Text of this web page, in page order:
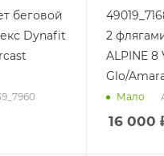
беговой
Dynafit
2
ALPINE 8
Glo/
Мало
16 000